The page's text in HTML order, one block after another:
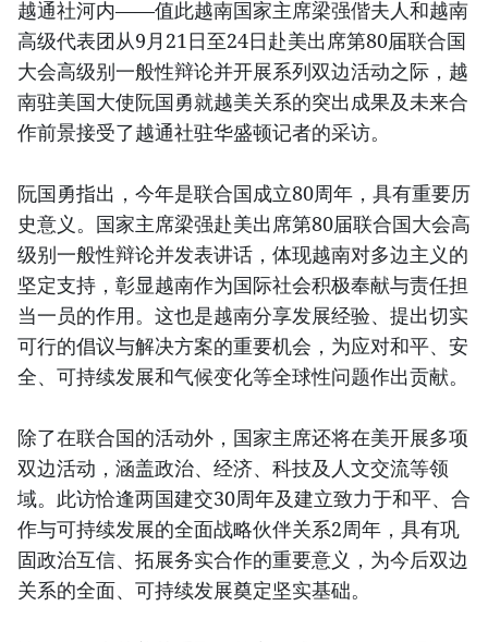
越通社河内——值此越南国家主席梁强偕夫人和越南
高级代表团从9月21日至24日赴美出席第80届联合国
大会高级别一般性辩论并开展系列双边活动之际，越
南驻美国大使阮国勇就越美关系的突出成果及未来合
作前景接受了越通社驻华盛顿记者的采访。
阮国勇指出，今年是联合国成立80周年，具有重要历
史意义。国家主席梁强赴美出席第80届联合国大会高
级别一般性辩论并发表讲话，体现越南对多边主义的
坚定支持，彰显越南作为国际社会积极奉献与责任担
当一员的作用。这也是越南分享发展经验、提出切实
可行的倡议与解决方案的重要机会，为应对和平、安
全、可持续发展和气候变化等全球性问题作出贡献。
除了在联合国的活动外，国家主席还将在美开展多项
双边活动，涵盖政治、经济、科技及人文交流等领
域。此访恰逢两国建交30周年及建立致力于和平、合
作与可持续发展的全面战略伙伴关系2周年，具有巩
固政治互信、拓展务实合作的重要意义，为今后双边
关系的全面、可持续发展奠定坚实基础。